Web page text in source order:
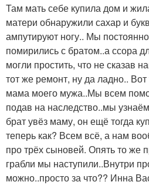
Там мать себе купила дом и
матери обнаружили сахар и
ампутируют ногу.. Мы
помирились с братом..а ссора
могли простить, что не сказав
тот же ремонт, ну да ладно..
мама моего мужа..Мы всем
подав на наследство..мы
брат увёз маму, он ещё тогда
теперь как? Всем всё, а нам
про трёх сыновей. Опять то же
грабли мы наступили..Внутри
можно..просто за что?? Инна